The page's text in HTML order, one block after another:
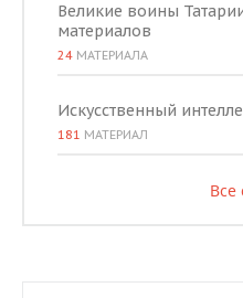
Великие воины
материалов
24 МАТЕРИАЛА
Искусственный
181 МАТЕРИАЛ